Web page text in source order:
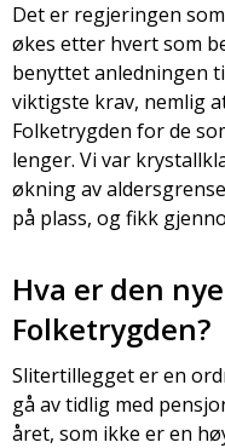
Det er regjeringen
økes etter hvert som
benyttet anledningen
viktigste krav, nemlig
Folketrygden for de
lenger. Vi var
økning av
på plass, og fikk
Hva er den
Folketrygden?
Slitertillegget er en
gå av tidlig med
året, som ikke er en